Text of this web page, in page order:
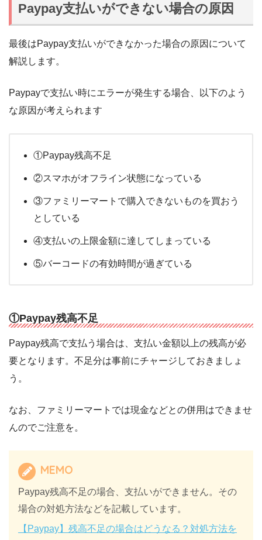
Paypay支払いができない場合の原因
最後はPaypay支払いができなかった場合の原因について
解説します。
Paypayで支払い時にエラーが発生する場合、以下のよう
な原因が考えられます
①Paypay残高不足
②スマホがオフライン状態になっている
③ファミリーマートで購入できないものを買おう
としている
④支払いの上限金額に達してしまっている
⑤バーコードの有効時間が過ぎている
①Paypay残高不足
Paypay残高で支払う場合は、支払い金額以上の残高が必
要となります。不足分は事前にチャージしておきましょ
う。
なお、ファミリーマートでは現金などとの併用はできませ
んのでご注意を。
MEMO
Paypay残高不足の場合、支払いができません。その
場合の対処方法などを記載しています。
【 Paypay】残高不足の場合はどうなる？対処方法を